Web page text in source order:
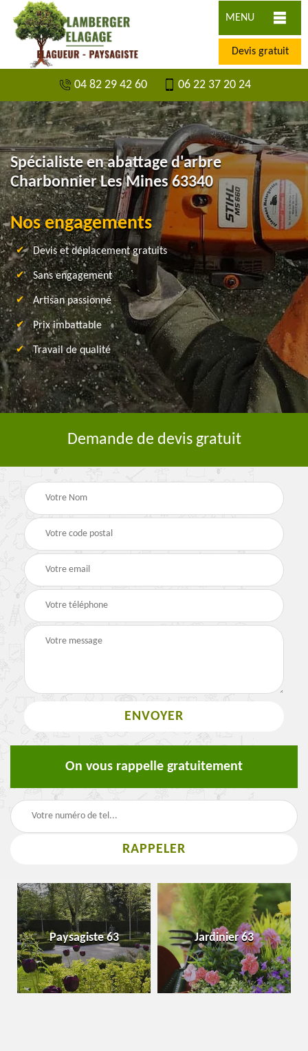
MENU
Devis gratuit
04 82 29 42 60 06 22 37 20 24
Spécialiste en abattage d'arbre
Charbonnier Les Mines 63340
Nos engagements
Devis et déplacement gratuits
Sans engagement
Artisan passionné
Prix imbattable
Travail de qualité
Demande de devis gratuit
On vous rappelle gratuitement
Paysagiste 63 Jardinier 63